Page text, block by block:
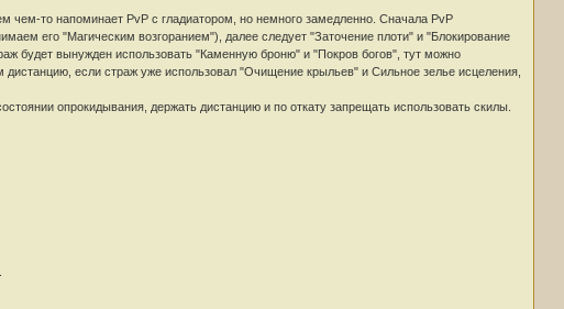
то напоминает PvP с гладиатором, но немного замедленно. Сначала PvP
его "Магическим возгоранием"), далее следует "Заточение плоти" и "Блокирование
будет вынужден использовать "Каменную броню" и "Покров богов", тут можно
если страж уже использовал "Очищение крыльев" и Сильное зелье исцеления,
опрокидывания, держать дистанцию и по откату запрещать использовать скилы.